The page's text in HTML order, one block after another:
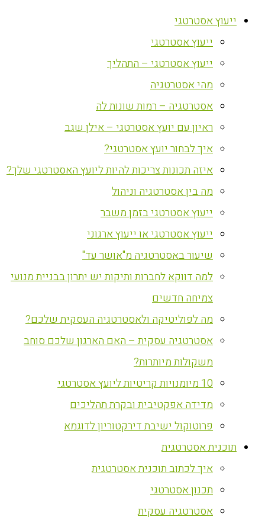
ייעוץ אסטרטגי
ייעוץ אסטרטגי
ייעוץ אסטרטגי – התהליך
מהי אסטרטגיה
אסטרטגיה – רמות שונות לה
ראיון עם יועץ אסטרטגי – אילן שגב
איך לבחור יועץ אסטרטגי?
איזה תכונות צריכות להיות ליועץ האסטרטגי שלך?
מה בין אסטרטגיה וניהול
ייעוץ אסטרטגי בזמן משבר
ייעוץ אסטרטגי או ייעוץ ארגוני
שיעור באסטרטגיה מ"אושר עד"
למה דווקא לחברות ותיקות יש יתרון בבניית מנועי
צמיחה חדשים
מה לפוליטיקה ולאסטרטגיה העסקית שלכם?
אסטרטגיה עסקית – האם הארגון שלכם סוחב
משקולות מיותרות?
10 מיומנויות קריטיות ליועץ אסטרטגי
מדידה אפקטיבית ובקרת תהליכים
פרוטוקול ישיבת דירקטוריון לדוגמא
‏תוכנית אסטרטגית
איך לכתוב תוכנית אסטרטגית
תכנון אסטרטגי
אסטרטגיה עסקית